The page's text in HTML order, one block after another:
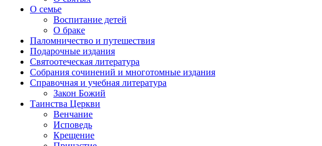
О семье
Воспитание детей
О браке
Паломничество и путешествия
Подарочные издания
Святоотеческая литература
Собрания сочинений и многотомные издания
Справочная и учебная литература
Закон Божий
Таинства Церкви
Венчание
Исповедь
Крещение